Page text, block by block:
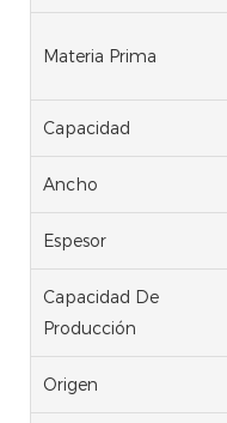
Materia Prima
Capacidad
Ancho
Espesor
Capacidad De
Producción
Origen